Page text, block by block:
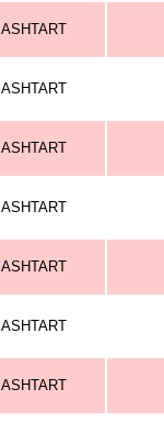
ASHTART
ASHTART
ASHTART
ASHTART
ASHTART
ASHTART
ASHTART